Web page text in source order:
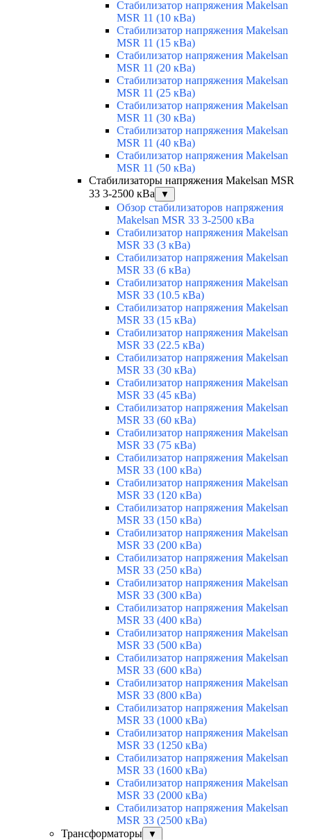
Стабилизатор напряжения Makelsan
MSR 11 (10 кВа)
Стабилизатор напряжения Makelsan
MSR 11 (15 кВа)
Стабилизатор напряжения Makelsan
MSR 11 (20 кВа)
Стабилизатор напряжения Makelsan
MSR 11 (25 кВа)
Стабилизатор напряжения Makelsan
MSR 11 (30 кВа)
Стабилизатор напряжения Makelsan
MSR 11 (40 кВа)
Стабилизатор напряжения Makelsan
MSR 11 (50 кВа)
Стабилизаторы напряжения Makelsan MSR
33 3-2500 кВа
▼
Обзор стабилизаторов напряжения
Makelsan MSR 33 3-2500 кВа
Стабилизатор напряжения Makelsan
MSR 33 (3 кВа)
Стабилизатор напряжения Makelsan
MSR 33 (6 кВа)
Стабилизатор напряжения Makelsan
MSR 33 (10.5 кВа)
Стабилизатор напряжения Makelsan
MSR 33 (15 кВа)
Стабилизатор напряжения Makelsan
MSR 33 (22.5 кВа)
Стабилизатор напряжения Makelsan
MSR 33 (30 кВа)
Стабилизатор напряжения Makelsan
MSR 33 (45 кВа)
Стабилизатор напряжения Makelsan
MSR 33 (60 кВа)
Стабилизатор напряжения Makelsan
MSR 33 (75 кВа)
Стабилизатор напряжения Makelsan
MSR 33 (100 кВа)
Стабилизатор напряжения Makelsan
MSR 33 (120 кВа)
Стабилизатор напряжения Makelsan
MSR 33 (150 кВа)
Стабилизатор напряжения Makelsan
MSR 33 (200 кВа)
Стабилизатор напряжения Makelsan
MSR 33 (250 кВа)
Стабилизатор напряжения Makelsan
MSR 33 (300 кВа)
Стабилизатор напряжения Makelsan
MSR 33 (400 кВа)
Стабилизатор напряжения Makelsan
MSR 33 (500 кВа)
Стабилизатор напряжения Makelsan
MSR 33 (600 кВа)
Стабилизатор напряжения Makelsan
MSR 33 (800 кВа)
Стабилизатор напряжения Makelsan
MSR 33 (1000 кВа)
Стабилизатор напряжения Makelsan
MSR 33 (1250 кВа)
Стабилизатор напряжения Makelsan
MSR 33 (1600 кВа)
Стабилизатор напряжения Makelsan
MSR 33 (2000 кВа)
Стабилизатор напряжения Makelsan
MSR 33 (2500 кВа)
Трансформаторы
▼